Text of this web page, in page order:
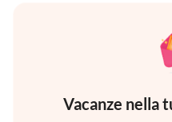
Vacanze nella